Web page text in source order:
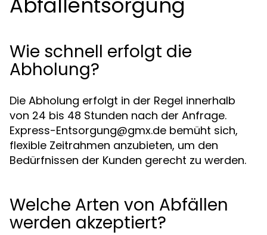
Wie schnell erfolgt die
Abholung?
Die Abholung erfolgt in der Regel innerhalb
von 24 bis 48 Stunden nach der Anfrage.
Express-Entsorgung@gmx.de bemüht sich,
flexible Zeitrahmen anzubieten, um den
Bedürfnissen der Kunden gerecht zu werden.
Welche Arten von Abfällen
werden akzeptiert?